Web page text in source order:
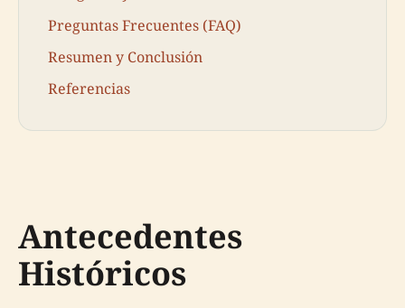
Preguntas Frecuentes (FAQ)
Resumen y Conclusión
Referencias
Antecedentes
Históricos